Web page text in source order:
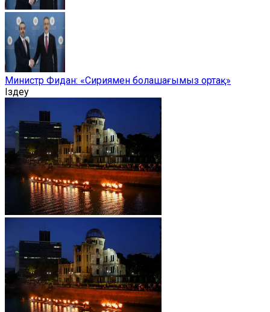
Министр Фидан: «Сириямен болашағымыз ортақ»
Іздеу